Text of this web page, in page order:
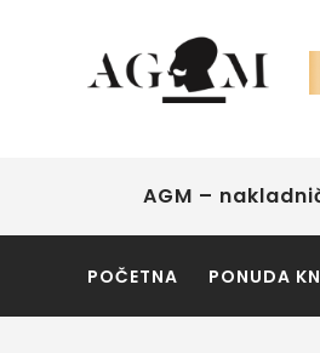
AGM –
POČETNA PONUDA